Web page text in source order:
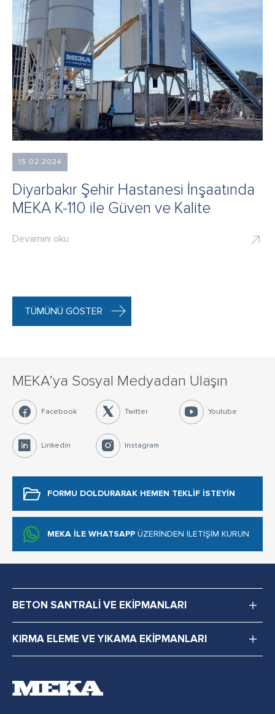
15.02.2024
Diyarbakır Şehir Hastanesi İnşaatında
MEKA K-110 ile Güven ve Kalite
Devamını oku
TÜMÜNÜ GÖSTER
MEKA’ya Sosyal Medyadan Ulaşın
Facebook Twitter Youtube
Linkedin Instagram
FORMU DOLDURARAK HEMEN TEKLİF İSTEYİN
MEKA İLE WHATSAPP ÜZERİNDEN İLETİŞİM KURUN
BETON SANTRALİ VE EKİPMANLARI
KIRMA ELEME VE YIKAMA EKİPMANLARI